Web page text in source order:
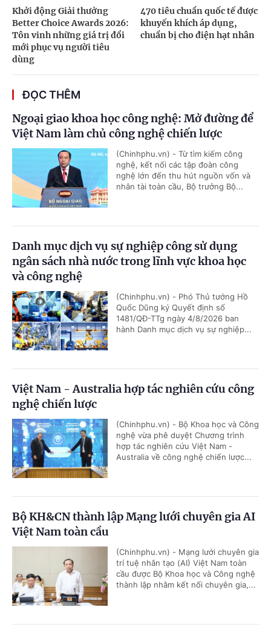
Khởi động Giải thưởng
Better Choice Awards 2026:
Tôn vinh những giá trị đổi
mới phục vụ người tiêu
dùng
470 tiêu chuẩn quốc tế được
khuyến khích áp dụng,
chuẩn bị cho điện hạt nhân
ĐỌC THÊM
Ngoại giao khoa học công nghệ: Mở đường để
Việt Nam làm chủ công nghệ chiến lược
(Chinhphu.vn) - Từ tìm kiếm công
nghệ, kết nối các tập đoàn công
nghệ lớn đến thu hút nguồn vốn và
nhân tài toàn cầu, Bộ trưởng Bộ...
Danh mục dịch vụ sự nghiệp công sử dụng
ngân sách nhà nước trong lĩnh vực khoa học
và công nghệ
(Chinhphu.vn) - Phó Thủ tướng Hồ
Quốc Dũng ký Quyết định số
1481/QĐ-TTg ngày 4/8/2026 ban
hành Danh mục dịch vụ sự nghiệp...
Việt Nam - Australia hợp tác nghiên cứu công
nghệ chiến lược
(Chinhphu.vn) - Bộ Khoa học và Công
nghệ vừa phê duyệt Chương trình
hợp tác nghiên cứu Việt Nam -
Australia về công nghệ chiến lược...
Bộ KH&CN thành lập Mạng lưới chuyên gia AI
Việt Nam toàn cầu
(Chinhphu.vn) - Mạng lưới chuyên gia
trí tuệ nhân tạo (AI) Việt Nam toàn
cầu được Bộ Khoa học và Công nghệ
thành lập nhằm kết nối chuyên gia,...